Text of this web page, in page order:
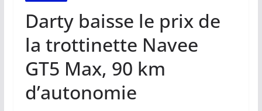
Darty baisse le prix de
la trottinette Navee
GT5 Max, 90 km
d’autonomie